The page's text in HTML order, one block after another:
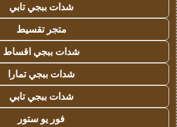
شدات ببجي تابي
متجر تقسيط
شدات ببجي اقساط
شدات ببجي تمارا
شدات ببجي تابي
فور يو ستور